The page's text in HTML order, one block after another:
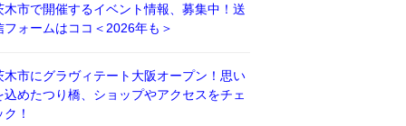
木市で開催するイベント情報、募集中！送
フォームはココ＜2026年も＞
木市にグラヴィテート大阪オープン！思い
込めたつり橋、ショップやアクセスをチェ
ク！